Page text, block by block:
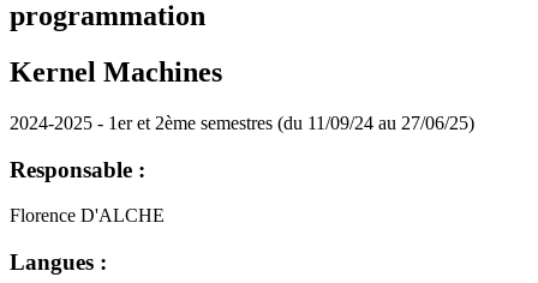
programmation
Kernel Machines
2024-2025 - 1er et 2ème semestres (du 11/09/24 au 27/06/25)
Responsable :
Florence D'ALCHE
Langues :